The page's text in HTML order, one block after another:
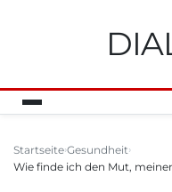
Startseite Gesundheit
Wie finde ich den Mut,